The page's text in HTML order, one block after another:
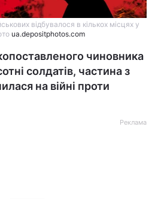
відбувалося в кількох місцях у
ua.depositphotos.com
чиновника
солдатів, частина з
на війні проти
Реклама